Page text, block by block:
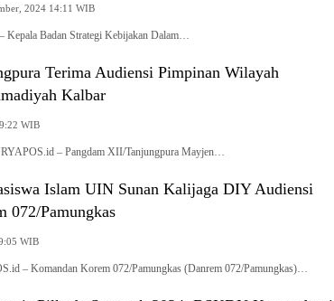
2024 14:11 WIB
Kepala Badan Strategi Kebijakan Dalam…
Terima Audiensi Pimpinan Wilayah
Kalbar
WIB
– Pangdam XII/Tanjungpura Mayjen…
Islam UIN Sunan Kalijaga DIY Audiensi
072/Pamungkas
WIB
– Komandan Korem 072/Pamungkas (Danrem 072/Pamungkas)…